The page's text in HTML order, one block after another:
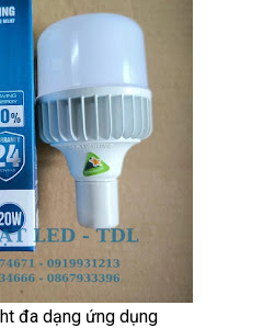
đa dạng ứng dụng